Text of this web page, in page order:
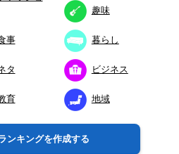
趣味
事 暮らし
タ ビジネス
育 地域
ンキングを作成する